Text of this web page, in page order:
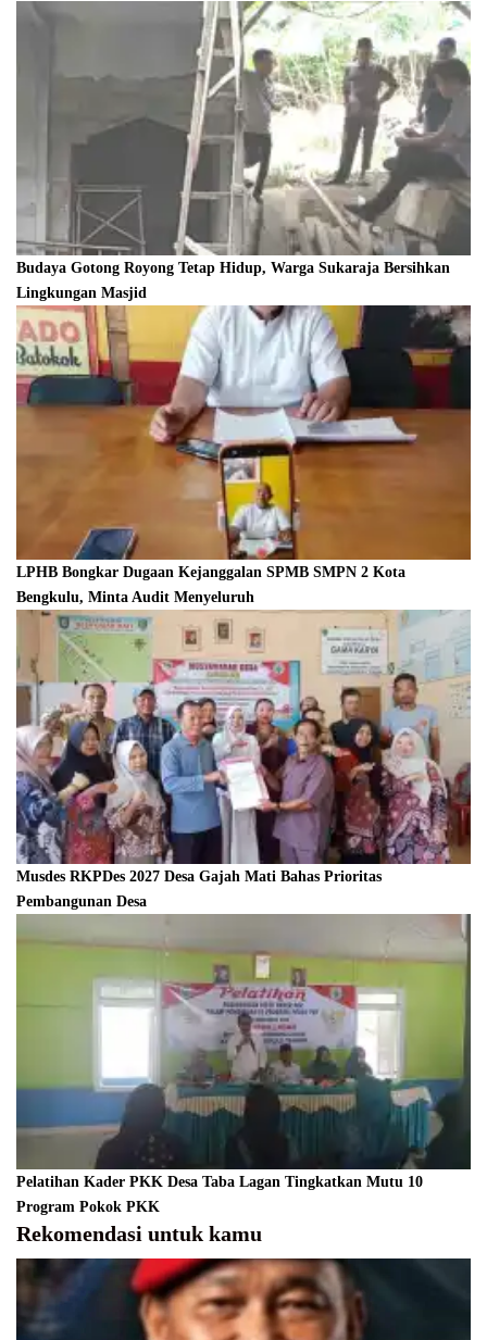
Budaya Gotong Royong Tetap Hidup, Warga Sukaraja Bersihkan
Lingkungan Masjid
LPHB Bongkar Dugaan Kejanggalan SPMB SMPN 2 Kota
Bengkulu, Minta Audit Menyeluruh
Musdes RKPDes 2027 Desa Gajah Mati Bahas Prioritas
Pembangunan Desa
Pelatihan Kader PKK Desa Taba Lagan Tingkatkan Mutu 10
Program Pokok PKK
Rekomendasi untuk kamu